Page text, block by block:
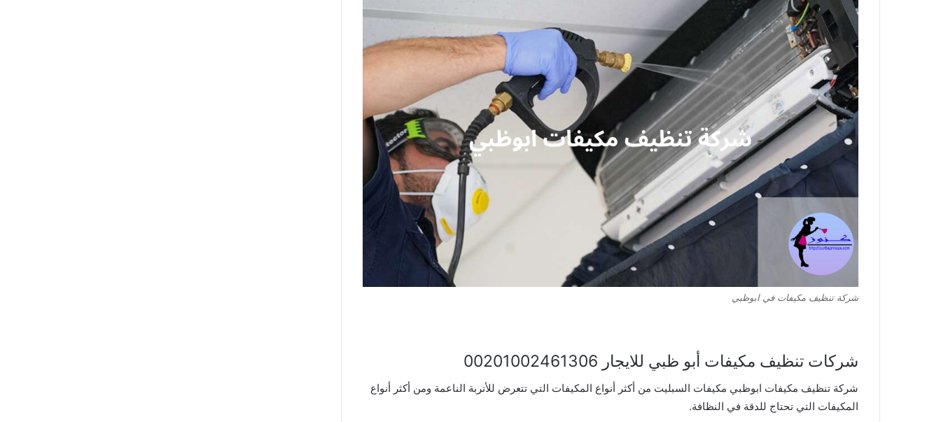
شركة تنظيف مكيفات في ابوظبي
شركات تنظيف مكيفات أبو ظبي للايجار 00201002461306
شركة تنظيف مكيفات ابوظبي مكيفات السبليت من أكثر أنواع المكيفات التي تتعرض للأتربة الناعمة ومن أكثر أنواع
المكيفات التي تحتاج للدقة في النظافة.